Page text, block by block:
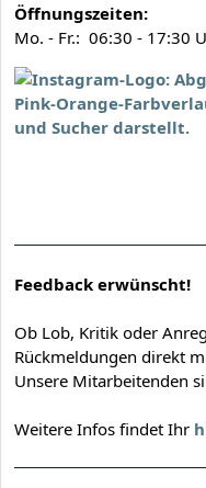
Öffnungszeiten:
Mo. - Fr.: 06:30 - 17:30
Feedback erwünscht!
Ob Lob, Kritik oder
Rückmeldungen direkt
Unsere Mitarbeitenden
Weitere Infos findet Ihr